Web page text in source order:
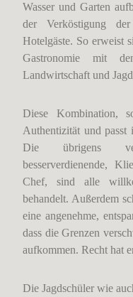
Wasser und Garten
der Verköstigung
Hotelgäste. So erweist
Gastronomie mit
Landwirtschaft und
Diese Kombination,
Authentizität und passt
Die übrigens
besserverdienende,
Chef, sind alle
behandelt. Außerdem
eine angenehme,
dass die Grenzen
aufkommen. Recht hat
Die Jagdschüler wie